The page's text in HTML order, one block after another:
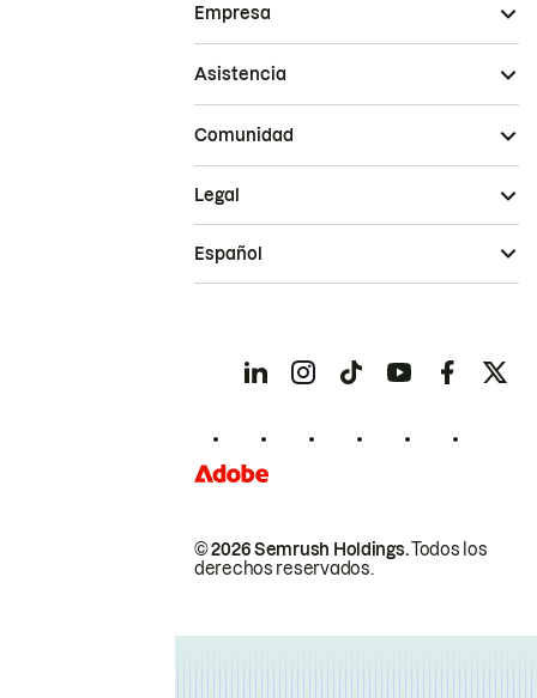
Empresa
Asistencia
Comunidad
© 2026 Semrush Holdings.Todos los
derechos reservados.
Legal
Español